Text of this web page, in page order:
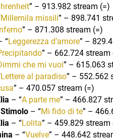
” – 913.982 stream (=)
Millemila missili” – 898.741
” – 871.308 stream (=)
“Leggerezza d’amore” –
” – 662.724 stream
che mi vuoi” – 615.063
Lettere al paradiso” – 552.562
” – 470.057 stream (=)
– “A parte me” – 466.827
– “Mi fido di te” –
– “Lolita” – 459.829 stream
– “Vuelve” – 448.642